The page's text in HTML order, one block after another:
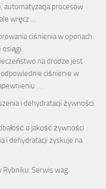
automatyzacja procesów
wręcz …
ciśnienia w oponach:
osiągi
na drodze jest
ciśnienie w
…
i dehydratacji żywności:
o jakość żywności
i dehydratacji zyskuje na
Rybniku. Serwis wag